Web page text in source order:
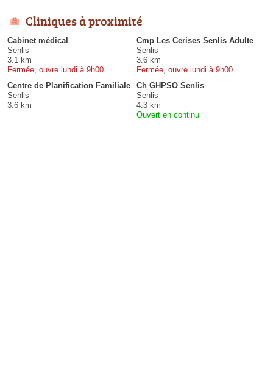
Cliniques à proximité
Cabinet médical
Senlis
3.1 km
Fermée, ouvre lundi à 9h00
Cmp Les Cerises Senlis Adulte
Senlis
3.6 km
Fermée, ouvre lundi à 9h00
Centre de Planification Familiale
Senlis
3.6 km
Ch GHPSO Senlis
Senlis
4.3 km
Ouvert en continu